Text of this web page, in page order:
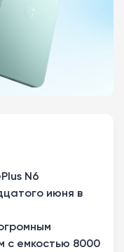
N6
июня в
с емкостью 8000